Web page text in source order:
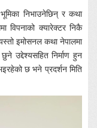
निभाउनेछिन् र कथा
विपनाको क्यारेक्टर निकै
इमोसनल कथा नेपालमा
उद्देश्यसहित निर्माण हुन
छ भने प्रदर्शन मिति